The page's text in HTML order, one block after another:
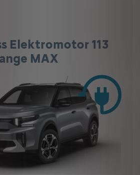
Elektromotor 113
MAX